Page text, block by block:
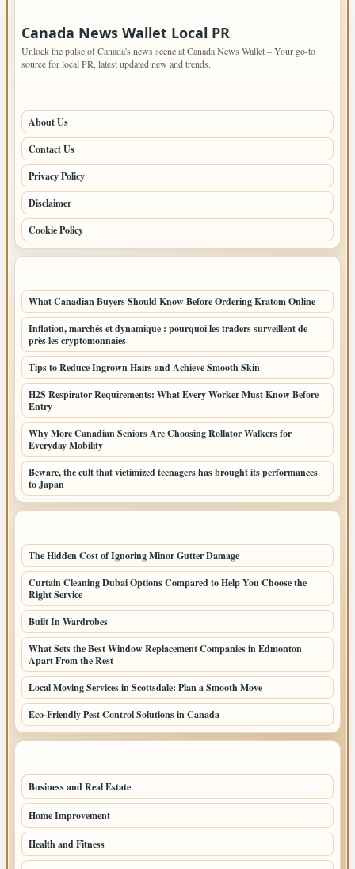
Canada News Wallet Local PR
Unlock the pulse of Canada's news scene at Canada News Wallet – Your go-to
source for local PR, latest updated new and trends.
About Us
Contact Us
Privacy Policy
Disclaimer
Cookie Policy
What Canadian Buyers Should Know Before Ordering Kratom Online
Inflation, marchés et dynamique : pourquoi les traders surveillent de
près les cryptomonnaies
Tips to Reduce Ingrown Hairs and Achieve Smooth Skin
H2S Respirator Requirements: What Every Worker Must Know Before
Entry
Why More Canadian Seniors Are Choosing Rollator Walkers for
Everyday Mobility
Beware, the cult that victimized teenagers has brought its performances
to Japan
The Hidden Cost of Ignoring Minor Gutter Damage
Curtain Cleaning Dubai Options Compared to Help You Choose the
Right Service
Built In Wardrobes
What Sets the Best Window Replacement Companies in Edmonton
Apart From the Rest
Local Moving Services in Scottsdale: Plan a Smooth Move
Eco-Friendly Pest Control Solutions in Canada
Business and Real Estate
Home Improvement
Health and Fitness